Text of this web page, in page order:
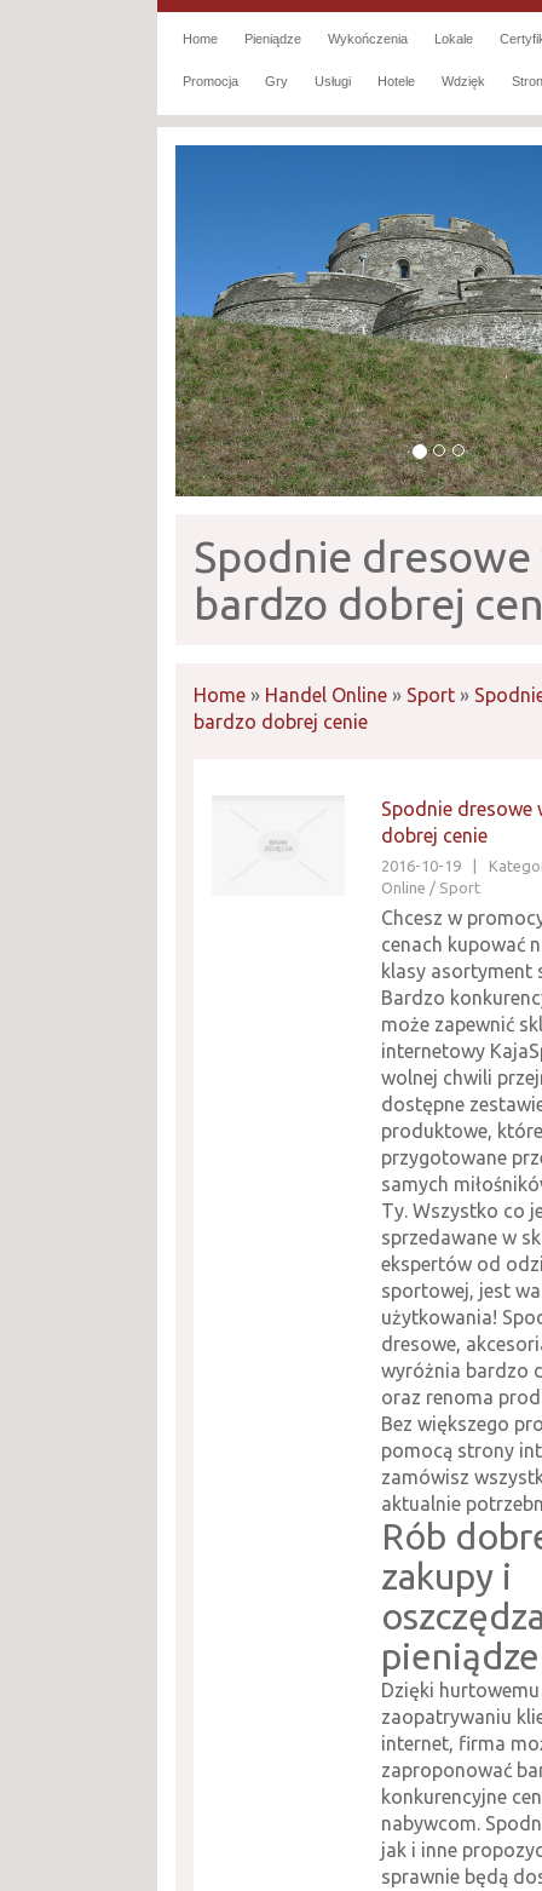
Home Pieniądze Wykończenia Lokale
Promocja Gry Usługi Hotele Wdzięk
Spodnie dresowe
bardzo dobrej
Home » Handel Online » Sport »
bardzo dobrej cenie
Spodnie dresowe
dobrej cenie
2016-10-19
Online / Sport
Chcesz w
cenach kupować
klasy asortyment
Bardzo
może zapewnić
internetowy
wolnej chwili
dostępne
produktowe,
przygotowane
samych
Ty. Wszystko co
sprzedawane w
ekspertów od
sportowej, jest
użytkowania!
dresowe,
wyróżnia bardzo
oraz renoma
Bez większego
pomocą strony
zamówisz
aktualnie
Rób
zakupy i
pieniądze
Dzięki hurtowemu
zaopatrywaniu
internet, firma
zaproponować
konkurencyjne
nabywcom.
jak i inne
sprawnie będą